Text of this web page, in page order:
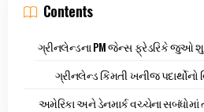
Contents
ગ્રીનલેન્ડના PM જેન્સ ફ્રેડરિકે જુઓ
ગ્રીનલેન્ડ કિંમતી ખનીજ પદાર્થોનો
અમેરિકા અને ડેનમાર્ક વચ્ચેના